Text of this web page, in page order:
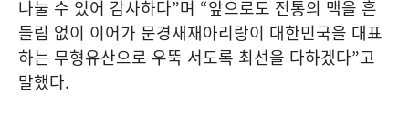
나눌 수 있어 감사하다”며 “앞으로도 전통의 맥을 흔
들림 없이 이어가 문경새재아리랑이 대한민국을 대표
하는 무형유산으로 우뚝 서도록 최선을 다하겠다”고
말했다.